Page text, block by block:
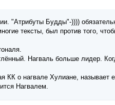
"Атрибуты Будды"-))))
тексты, был против того,
Нагваль больше лидер.
КК о нагвале Хулиане,
Нагвалем.